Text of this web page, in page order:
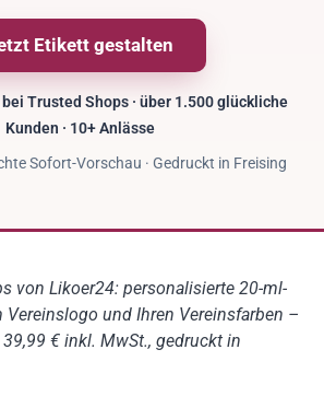
Etikett gestalten
Trusted Shops · über 1.500 glückliche
Kunden · 10+ Anlässe
Sofort-Vorschau · Gedruckt in Freising
von Likoer24: personalisierte 20-ml-
und Ihren Vereinsfarben –
€ inkl. MwSt., gedruckt in